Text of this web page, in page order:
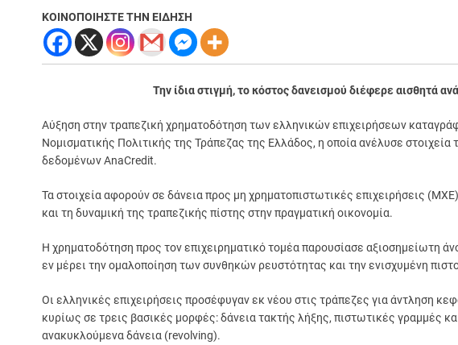
ΚΟΙΝΟΠΟΙΗΣΤΕ ΤΗΝ ΕΙΔΗΣΗ
Την ίδια στιγμή, το κόστος δανεισμού διέφερε αισθητά
Αύξηση στην τραπεζική χρηματοδότηση των ελληνικών επιχειρήσεων
Νομισματικής Πολιτικής της Τράπεζας της Ελλάδος, η οποία ανέλυσε
δεδομένων AnaCredit.
Τα στοιχεία αφορούν σε δάνεια προς μη χρηματοπιστωτικές επιχειρήσεις
και τη δυναμική της τραπεζικής πίστης στην πραγματική οικονομία.
Η χρηματοδότηση προς τον επιχειρηματικό τομέα παρουσίασε αξιοσημείωτη
εν μέρει την ομαλοποίηση των συνθηκών ρευστότητας και την ενισχυμένη
Οι ελληνικές επιχειρήσεις προσέφυγαν εκ νέου στις τράπεζες για άντληση
κυρίως σε τρεις βασικές μορφές: δάνεια τακτής λήξης, πιστωτικές γραμμές
ανακυκλούμενα δάνεια (revolving).